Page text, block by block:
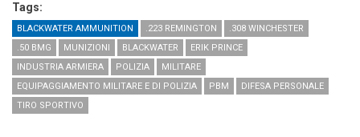
Tags:
BLACKWATER AMMUNITION .223 REMINGTON
.308 WINCHESTER
.50 BMG
MUNIZIONI BLACKWATER
ERIK PRINCE
INDUSTRIA ARMIERA
POLIZIA
MILITARE
EQUIPAGGIAMENTO MILITARE E DI POLIZIA
PBM
DIFESA PERSONALE
TIRO SPORTIVO